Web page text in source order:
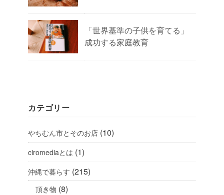
「世界基準の子供を育てる」
成功する家庭教育
カテゴリー
やちむん市とそのお店 (10)
ciromediaとは (1)
沖縄で暮らす (215)
頂き物 (8)